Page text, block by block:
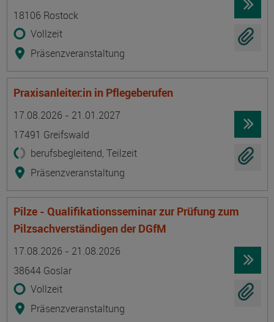
18106 Rostock
Vollzeit
Präsenzveranstaltung
Praxisanleiter:in in Pflegeberufen
17.08.2026 - 21.01.2027
17491 Greifswald
berufsbegleitend, Teilzeit
Präsenzveranstaltung
Pilze - Qualifikationsseminar zur Prüfung zum
Pilzsachverständigen der DGfM
17.08.2026 - 21.08.2026
38644 Goslar
Vollzeit
Präsenzveranstaltung